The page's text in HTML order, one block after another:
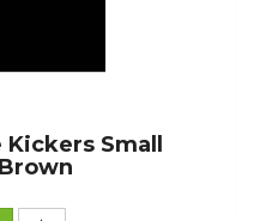
Small